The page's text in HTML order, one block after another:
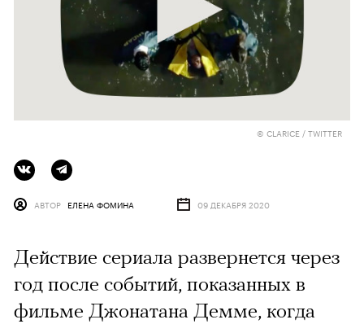
© CLARICE / TWITTER
АВТОР ЕЛЕНА ФОМИНА 09 ДЕКАБРЯ 2020
Действие сериала развернется через
год после событий, показанных в
фильме Джонатана Демме, когда